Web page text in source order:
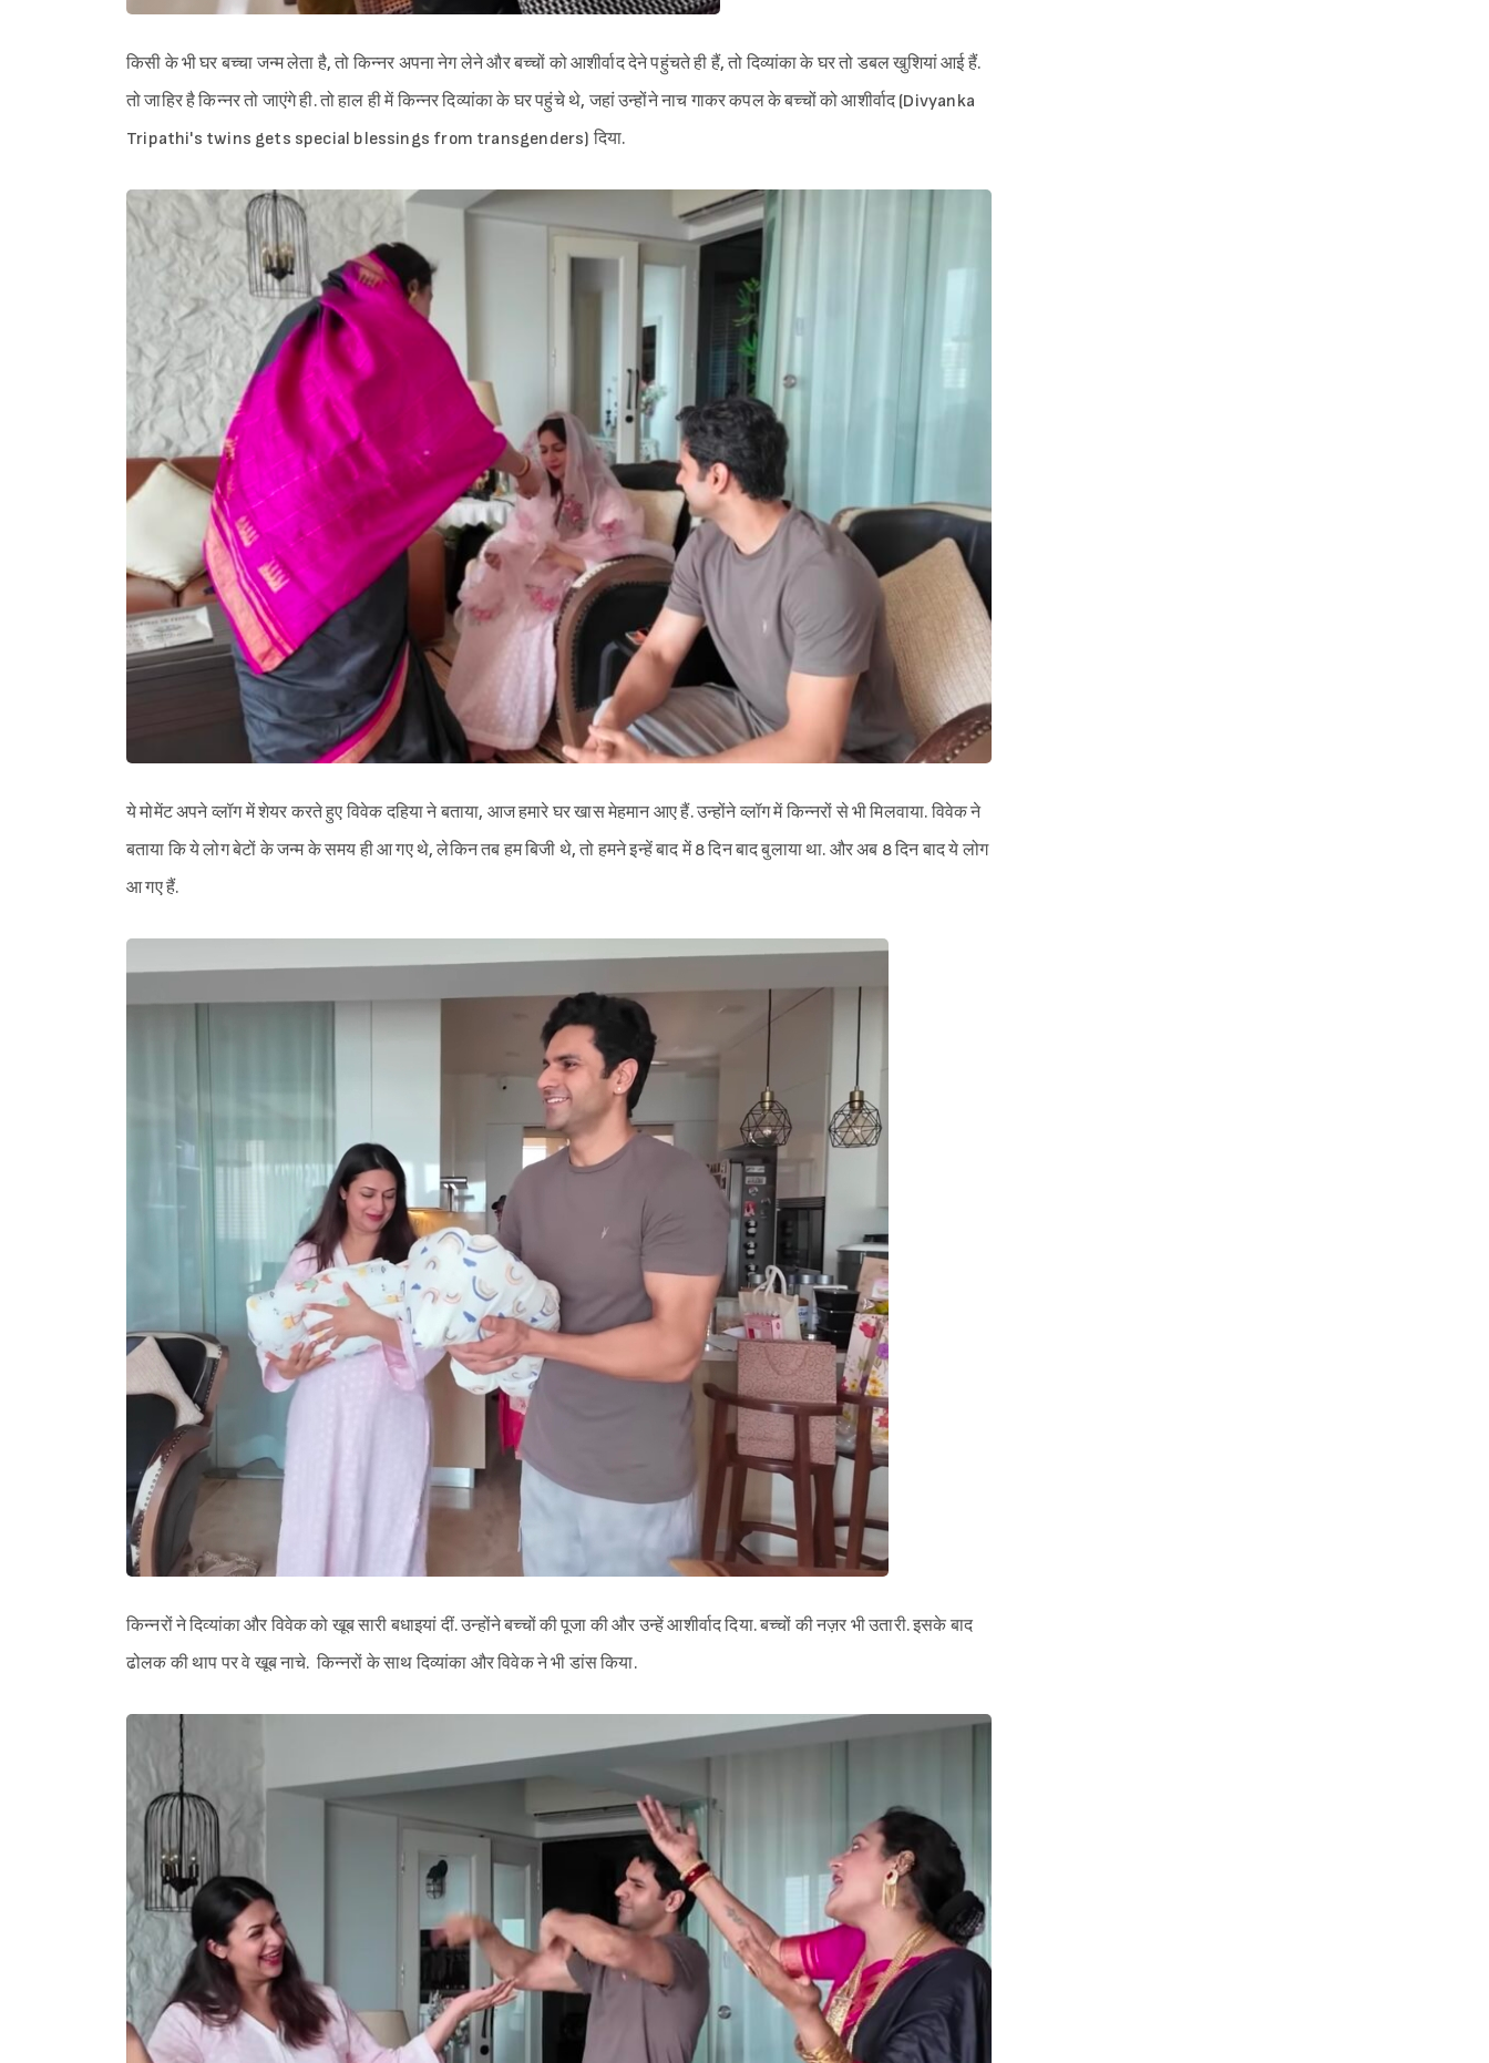
Sign in
किसी के भी घर बच्चा जन्म लेता है, तो किन्नर अपना नेग लेने और बच्चों को आशीर्वाद देने पहुंचते ही हैं, तो दिव्यांका के घर तो डबल खुशियां आई हैं.
तो जाहिर है किन्नर तो जाएंगे ही. तो हाल ही में किन्नर दिव्यांका के घर पहुंचे थे, जहां उन्होंने नाच गाकर कपल के बच्चों को आशीर्वाद (Divyanka
Tripathi's twins gets special blessings from transgenders) दिया.
ये मोमेंट अपने व्लॉग में शेयर करते हुए विवेक दहिया ने बताया, आज हमारे घर खास मेहमान आए हैं. उन्होंने व्लॉग में किन्नरों से भी मिलवाया. विवेक ने
बताया कि ये लोग बेटों के जन्म के समय ही आ गए थे, लेकिन तब हम बिजी थे, तो हमने इन्हें बाद में 8 दिन बाद बुलाया था. और अब 8 दिन बाद ये लोग
आ गए हैं.
किन्नरों ने दिव्यांका और विवेक को खूब सारी बधाइयां दीं. उन्होंने बच्चों की पूजा की और उन्हें आशीर्वाद दिया. बच्चों की नज़र भी उतारी. इसके बाद
ढोलक की थाप पर वे खूब नाचे. किन्नरों के साथ दिव्यांका और विवेक ने भी डांस किया.